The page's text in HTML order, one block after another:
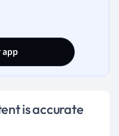
app
is accurate